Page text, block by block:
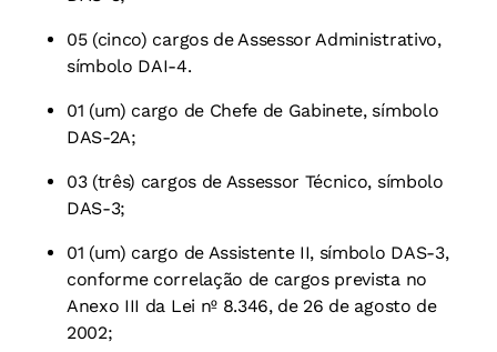
05 (cinco) cargos de Assessor Administrativo,
símbolo DAI-4.
01 (um) cargo de Chefe de Gabinete, símbolo
DAS-2A;
03 (três) cargos de Assessor Técnico, símbolo
DAS-3;
01 (um) cargo de Assistente II, símbolo DAS-3,
conforme correlação de cargos prevista no
Anexo III da Lei nº 8.346, de 26 de agosto de
2002;